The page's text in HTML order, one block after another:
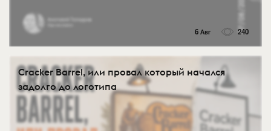
6 Авг 240
Cracker Barrel, или провал который начался
задолго до логотипа